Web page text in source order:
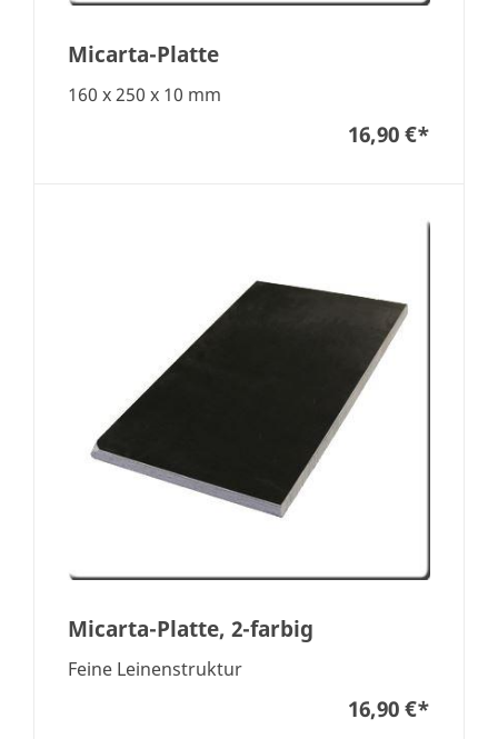
Micarta-Platte
160 x 250 x 10 mm
16,90 €*
Micarta-Platte, 2-farbig
Feine Leinenstruktur
16,90 €*